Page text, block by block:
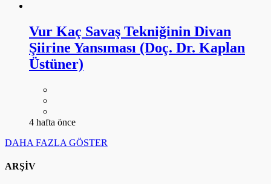
Vur Kaç Savaş Tekniğinin Divan
Şiirine Yansıması (Doç. Dr. Kaplan
Üstüner)
4 hafta önce
DAHA FAZLA GÖSTER
ARŞİV